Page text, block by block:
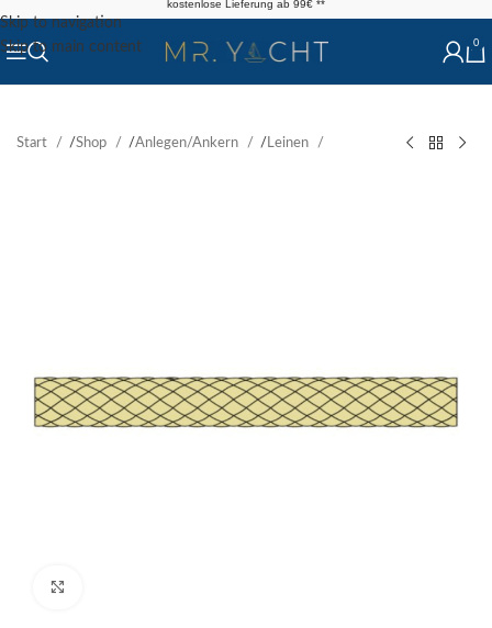
Skip to navigation
Skip to main content
kostenlose Lieferung ab 99€ **
0
Start /Shop /Anlegen/Ankern / Leinen